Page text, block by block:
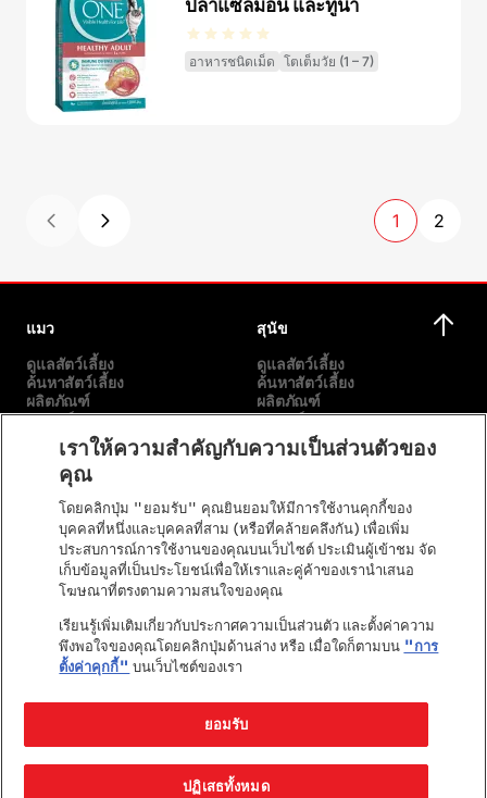
ปลาแซลมอน และทูน่า
อาหารชนิดเม็ด โตเต็มวัย (1 – 7)
1 2
แมว
ดูแลสัตว์เลี้ยง
ค้นหาสัตว์เลี้ยง
ผลิตภัณฑ์
แบรนด์ของเรา
สุนัข
ดูแลสัตว์เลี้ยง
ค้นหาสัตว์เลี้ยง
ผลิตภัณฑ์
แบรนด์ของเรา
เกี่ยวกับเรา
พันธกิจของเรา
เรื่องราวของเรา
คำมั่นสัญญาของเพียวริน่า
เพียวริน่าในชุมชน
เลือกสายพันธุ์
ติดต่อเรา
©Reg. Trademark of Nestlé S.A.
ข้อตกลงและเงื่อนไขสำหรับ นโยบายความเป็น
เราให้ความสำคัญกับความเป็นส่วนตัวของ
คุณ
โดยคลิกปุ่ม "ยอมรับ" คุณยินยอมให้มีการใช้งานคุกกี้ของ
บุคคลที่หนึ่งและบุคคลที่สาม (หรือที่คล้ายคลึงกัน) เพื่อเพิ่ม
ประสบการณ์การใช้งานของคุณบนเว็บไซต์ ประเมินผู้เข้าชม จัด
เก็บข้อมูลที่เป็นประโยชน์เพื่อให้เราและคู่ค้าของเรานำเสนอ
โฆษณาที่ตรงตามความสนใจของคุณ
เรียนรู้เพิ่มเติมเกี่ยวกับประกาศความเป็นส่วนตัว และตั้งค่าความ
พึงพอใจของคุณโดยคลิกปุ่มด้านล่าง หรือ เมื่อใดก็ตามบน "การ
ตั้งค่าคุกกี้" บนเว็บไซต์ของเรา
ปฏิเสธทั้งหมด
ยอมรับ